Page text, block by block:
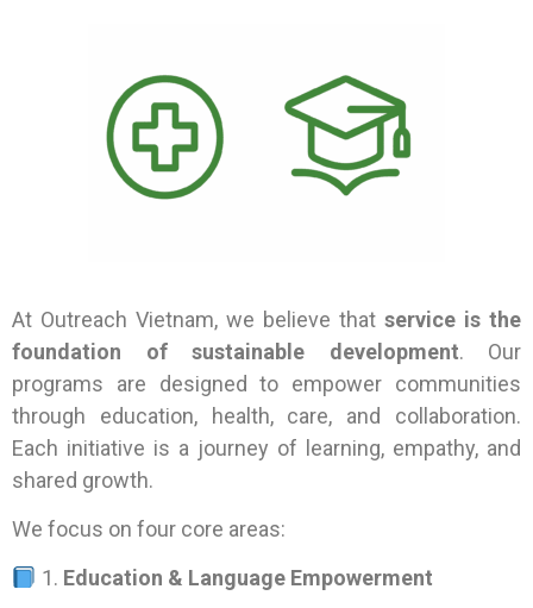
At Outreach Vietnam, we believe that service is the
foundation of sustainable development. Our
programs are designed to empower communities
through education, health, care, and collaboration.
Each initiative is a journey of learning, empathy, and
shared growth.
We focus on four core areas:
1. Education & Language Empowerment